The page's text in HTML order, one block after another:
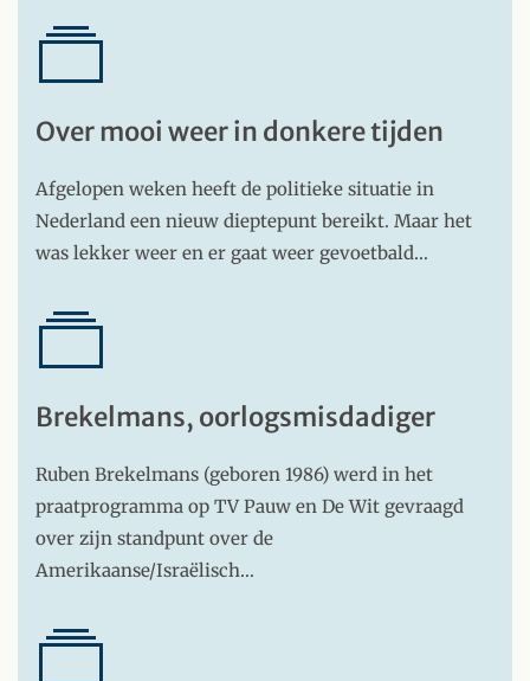
Over mooi weer in donkere tijden
Afgelopen weken heeft de politieke situatie in
Nederland een nieuw dieptepunt bereikt. Maar het
was lekker weer en er gaat weer gevoetbald…
Brekelmans, oorlogsmisdadiger
Ruben Brekelmans (geboren 1986) werd in het
praatprogramma op TV Pauw en De Wit gevraagd
over zijn standpunt over de
Amerikaanse/Israëlisch…